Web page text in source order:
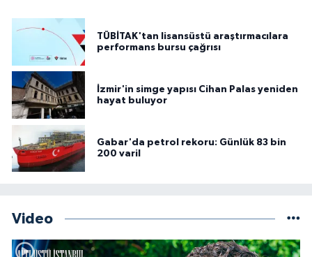
TÜBİTAK'tan lisansüstü araştırmacılara
performans bursu çağrısı
İzmir'in simge yapısı Cihan Palas yeniden
hayat buluyor
Gabar'da petrol rekoru: Günlük 83 bin
200 varil
Video